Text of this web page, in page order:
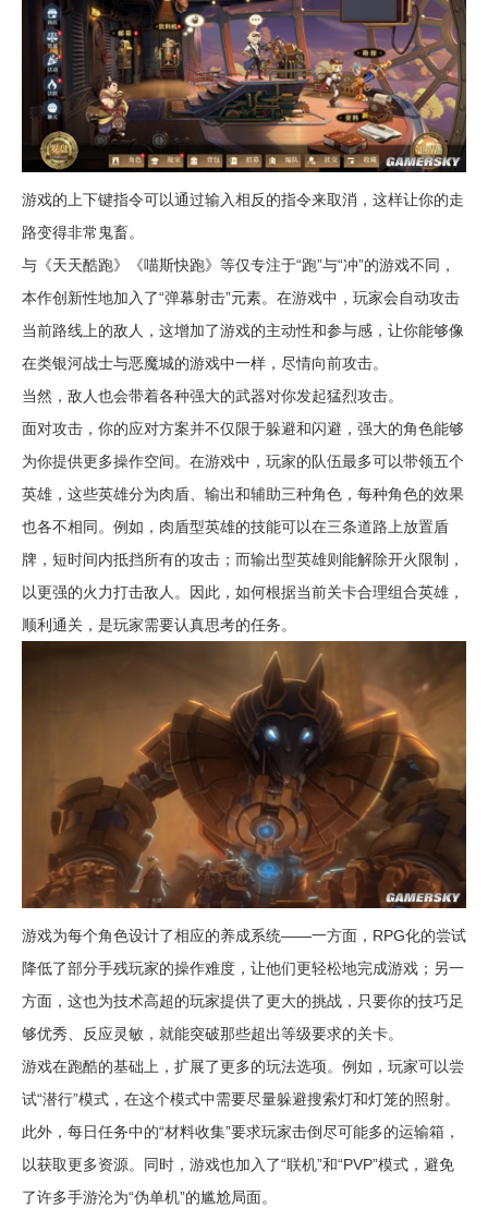
游戏的上下键指令可以通过输入相反的指令来取消，这样让你的走
路变得非常鬼畜。
与《天天酷跑》《喵斯快跑》等仅专注于“跑”与“冲”的游戏不同，
本作创新性地加入了“弹幕射击”元素。在游戏中，玩家会自动攻击
当前路线上的敌人，这增加了游戏的主动性和参与感，让你能够像
在类银河战士与恶魔城的游戏中一样，尽情向前攻击。
当然，敌人也会带着各种强大的武器对你发起猛烈攻击。
面对攻击，你的应对方案并不仅限于躲避和闪避，强大的角色能够
为你提供更多操作空间。在游戏中，玩家的队伍最多可以带领五个
英雄，这些英雄分为肉盾、输出和辅助三种角色，每种角色的效果
也各不相同。例如，肉盾型英雄的技能可以在三条道路上放置盾
牌，短时间内抵挡所有的攻击；而输出型英雄则能解除开火限制，
以更强的火力打击敌人。因此，如何根据当前关卡合理组合英雄，
顺利通关，是玩家需要认真思考的任务。
游戏为每个角色设计了相应的养成系统——一方面，RPG化的尝试
降低了部分手残玩家的操作难度，让他们更轻松地完成游戏；另一
方面，这也为技术高超的玩家提供了更大的挑战，只要你的技巧足
够优秀、反应灵敏，就能突破那些超出等级要求的关卡。
游戏在跑酷的基础上，扩展了更多的玩法选项。例如，玩家可以尝
试“潜行”模式，在这个模式中需要尽量躲避搜索灯和灯笼的照射。
此外，每日任务中的“材料收集”要求玩家击倒尽可能多的运输箱，
以获取更多资源。同时，游戏也加入了“联机”和“PVP”模式，避免
了许多手游沦为“伪单机”的尴尬局面。